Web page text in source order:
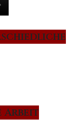
Arbeit